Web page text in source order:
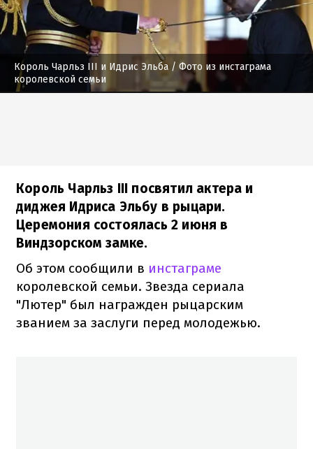
Король Чарльз III и Идрис Эльба / Фото из инстаграма
королевской семьи
Король Чарльз III посвятил актера и
диджея Идриса Эльбу в рыцари.
Церемония состоялась 2 июня в
Виндзорском замке.
Об этом сообщили в инстаграме
королевской семьи. Звезда сериала
"Лютер" был награжден рыцарским
званием за заслуги перед молодежью.